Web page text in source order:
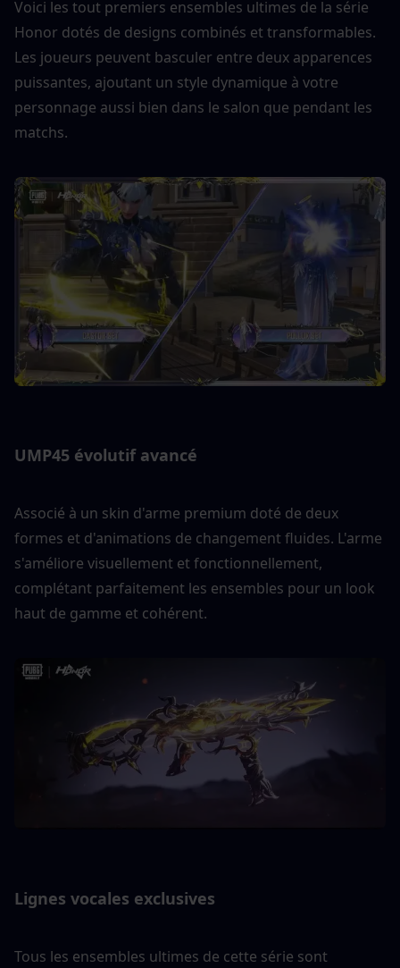
Voici les tout premiers ensembles ultimes de la série
Honor dotés de designs combinés et transformables.
Les joueurs peuvent basculer entre deux apparences
puissantes, ajoutant un style dynamique à votre
personnage aussi bien dans le salon que pendant les
matchs.
UMP45 évolutif avancé
Associé à un skin d'arme premium doté de deux
formes et d'animations de changement fluides. L'arme
s'améliore visuellement et fonctionnellement,
complétant parfaitement les ensembles pour un look
haut de gamme et cohérent.
Lignes vocales exclusives
Tous les ensembles ultimes de cette série sont